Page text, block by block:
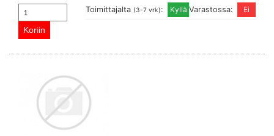
Varastossa:
Toimittajalta (3-7 vrk):